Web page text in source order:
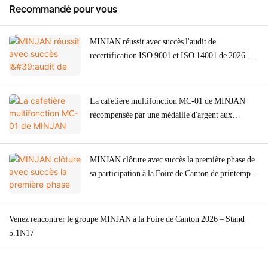
Recommandé pour vous
MINJAN réussit avec succès l'audit de
recertification ISO 9001 et ISO 14001 de 2026 –
hachoirs à viande, les fours et les machines à café
La cafetière multifonction MC-01 de MINJAN
récompensée par une médaille d'argent aux
MINJAN clôture avec succès la première phase de
sa participation à la Foire de Canton de printemps
pour ses hachoirs à viande.
Venez rencontrer le groupe MINJAN à la Foire de Canton 2026 – Stand
5.1N17